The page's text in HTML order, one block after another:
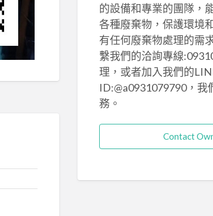
的設備和專業的團隊，
各種廢棄物，保護環境
有任何廢棄物處理的需
繫我們的洽詢專線
理，或者加入我們的
ID:@a0931079790，我
務。
Contact